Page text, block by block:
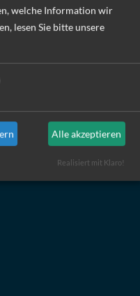
welche Information wir
lesen Sie bitte unsere
Alle akzeptieren
Realisiert mit Klaro!